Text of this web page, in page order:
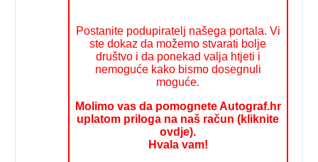
Postanite podupiratelj našega portala. Vi
ste dokaz da možemo stvarati bolje
društvo i da ponekad valja htjeti i
nemoguće kako bismo dosegnuli
moguće.
Molimo vas da pomognete Autograf.hr
uplatom priloga na naš račun (kliknite
ovdje).
Hvala vam!